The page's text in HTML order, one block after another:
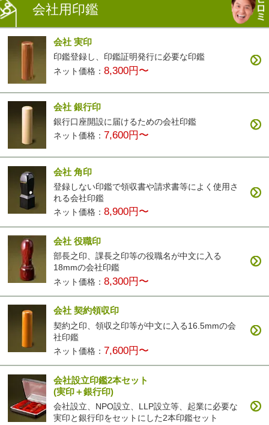
会社用印鑑
会社 実印
印鑑登録し、印鑑証明発行に必要な印鑑
ネット価格：8,300円〜
会社 銀行印
銀行口座開設に届けるための会社印鑑
ネット価格： 7,600円〜
会社 角印
登録しない印鑑で領収書や請求書等によく使用さ
れる会社印鑑
ネット価格：8,900円〜
会社 役職印
部長之印、課長之印等の役職名が中文に入る
18mmの会社印鑑
ネット価格：8,300円〜
会社 契約領収印
契約之印、領収之印等が中文に入る16.5mmの会
社印鑑
ネット価格： 7,600円〜
会社設立印鑑2本セット
(実印＋銀行印)
会社設立、NPO設立、LLP設立等、起業に必要な
実印と銀行印をセットにした2本印鑑セット